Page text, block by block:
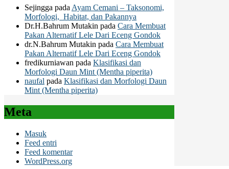
Sejingga pada Ayam Cemani – Taksonomi,
Morfologi, Habitat, dan Pakannya
Dr.H.Bahrum Mutakin pada Cara Membuat
Pakan Alternatif Lele Dari Eceng Gondok
dr.N.Bahrum Mutakin pada Cara Membuat
Pakan Alternatif Lele Dari Eceng Gondok
fredikurniawan pada Klasifikasi dan
Morfologi Daun Mint (Mentha piperita)
naufal pada Klasifikasi dan Morfologi Daun
Mint (Mentha piperita)
Meta
Masuk
Feed entri
Feed komentar
WordPress.org